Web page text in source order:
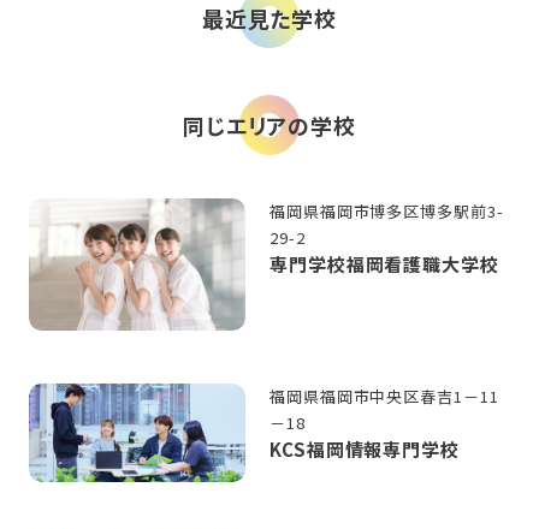
最近見た学校
同じエリアの学校
福岡県福岡市博多区博多駅前3-
29-2
専門学校福岡看護職大学校
福岡県福岡市中央区春吉1－11
－18
KCS福岡情報専門学校